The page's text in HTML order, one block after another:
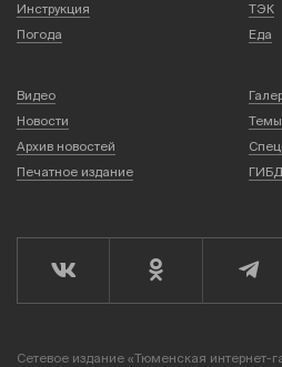
Инструкция
ТЭК
Погода
Еда
Видео
Новости
Темы
Архив новостей
Печатное издание
Сетевое издание «Тюменская интернет-